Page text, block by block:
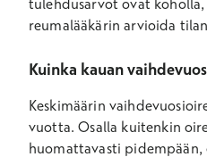
tulehdusarvot ovat
reumalääkärin arvioida
Kuinka kauan
Keskimäärin
vuotta. Osalla kuitenkin
huomattavasti pidempään,